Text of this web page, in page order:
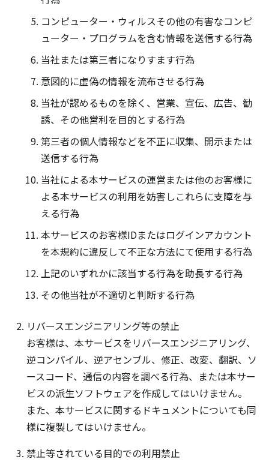
コンピューター・ウィルスその他の有害なコンピ
ューター・プログラムを含む情報を送信する行為
当社または第三者になりすます行為
意図的に虚偽の情報を流布させる行為
当社が認めるものを除く、営業、宣伝、広告、勧
誘、その他営利を目的とする行為
第三者の個人情報などを不正に収集、開示または
送信する行為
当社による本サービスの運営または他のお客様に
よる本サービスの利用を妨害しこれらに支障を与
える行為
本サービスのお客様IDまたはログインアカウント
を本規約に違反して不正な方法にて使用する行為
上記のいずれかに該当する行為を助長する行為
その他当社が不適切と判断する行為
リバースエンジニアリング等の禁止
お客様は、本サービスをリバースエンジニアリング、
逆コンパイル、逆アセンブル、修正、改変、翻訳、ソ
ースコード、通信の内容を調べる行為、または本サー
ビスの派生ソフトウェアを作成してはいけません。
また、本サービスに関するドキュメントについても同
様に複製してはいけません。
禁止等されている目的での利用禁止